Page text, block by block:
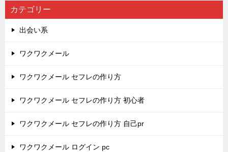
カテゴリー
出会い系
ワクワクメール
ワクワクメール セフレの作り方
ワクワクメール セフレの作り方 初心者
ワクワクメール セフレの作り方 自己pr
ワクワクメール ログイン pc